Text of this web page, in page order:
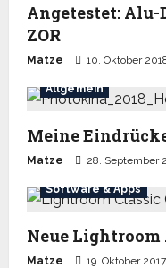
Angetestet:
ZOR
Matze 10. Oktober
Allgemein
Meine
Matze 28. September
Software & Apps
Neue Lightroom
Matze 19. Oktober 2017